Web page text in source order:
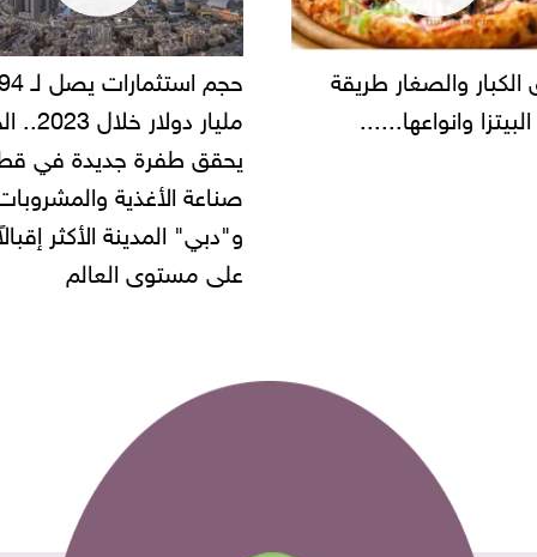
حجم استثمارات يصل لـ 94
"أمن القاهرة" يضبط
شركة مطاعم استولى على
أموال المواطنين بزعم